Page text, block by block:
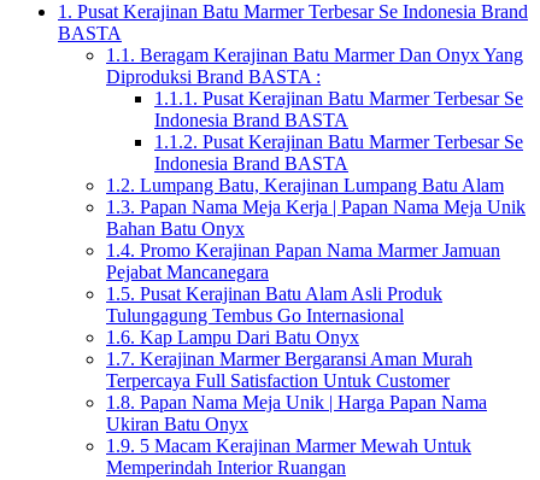
1. Pusat Kerajinan Batu Marmer Terbesar Se Indonesia Brand
BASTA
1.1. Beragam Kerajinan Batu Marmer Dan Onyx Yang
Diproduksi Brand BASTA :
1.1.1. Pusat Kerajinan Batu Marmer Terbesar Se
Indonesia Brand BASTA
1.1.2. Pusat Kerajinan Batu Marmer Terbesar Se
Indonesia Brand BASTA
1.2. Lumpang Batu, Kerajinan Lumpang Batu Alam
1.3. Papan Nama Meja Kerja | Papan Nama Meja Unik
Bahan Batu Onyx
1.4. Promo Kerajinan Papan Nama Marmer Jamuan
Pejabat Mancanegara
1.5. Pusat Kerajinan Batu Alam Asli Produk
Tulungagung Tembus Go Internasional
1.6. Kap Lampu Dari Batu Onyx
1.7. Kerajinan Marmer Bergaransi Aman Murah
Terpercaya Full Satisfaction Untuk Customer
1.8. Papan Nama Meja Unik | Harga Papan Nama
Ukiran Batu Onyx
1.9. 5 Macam Kerajinan Marmer Mewah Untuk
Memperindah Interior Ruangan